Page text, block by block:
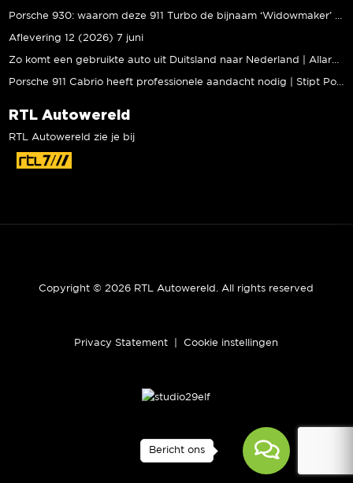
Bericht ons
Porsche 930: waarom deze 911 Turbo de bijnaam ‘Widowmaker’ kreeg | Gallery Aaldering
Aflevering 12 (2026) 7 juni
Zo komt een gebruikte auto uit Duitsland naar Nederland | Allard Kalff
Porsche 911 Cabrio heeft professionele aandacht nodig | Stipt Polish Point
RTL Autowereld
RTL Autowereld zie je bij
Copyright © 2026 RTL Autowereld. All rights reserved
Privacy Statement Cookie instellingen